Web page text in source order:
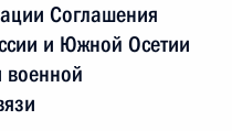
Соглашения
и Южной Осетии
военной